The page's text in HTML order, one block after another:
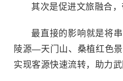
其次是促进文旅融合，
最直接的影响就是将
陵源—天门山 、桑植红色
实现客源快速流转，助力武